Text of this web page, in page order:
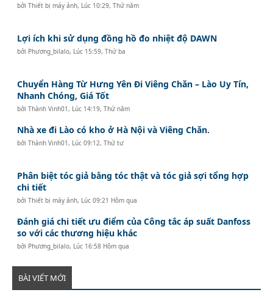
bởiThiết bị máy ảnh, Lúc 10:29, Thứ năm
Lợi ích khi sử dụng đồng hồ đo nhiệt độ DAWN
bởi Phương_bilalo, Lúc 15:59, Thứ ba
Chuyển Hàng Từ Hưng Yên Đi Viêng Chăn – Lào Uy Tín,
Nhanh Chóng, Giá Tốt
bởiThành Vinh01 , Lúc 14:19, Thứ năm
Nhà xe đi Lào có kho ở Hà Nội và Viêng Chăn.
bởiThành Vinh01 , Lúc 09:12, Thứ tư
Phân biệt tóc giả bằng tóc thật và tóc giả sợi tổng hợp
chi tiết
bởiThiết bị máy ảnh, Lúc 09:21 Hôm qua
Đánh giá chi tiết ưu điểm của Công tắc áp suất Danfoss
so với các thương hiệu khác
bởi Phương_bilalo, Lúc 16:58 Hôm qua
BÀI VIẾT MỚI